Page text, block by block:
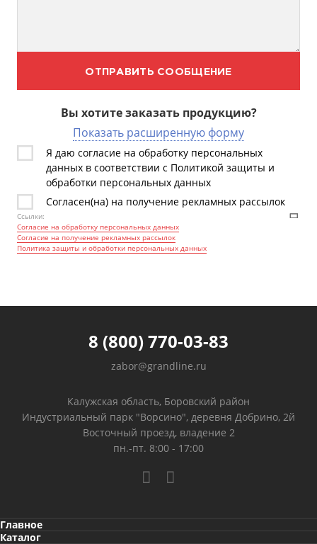
ОТПРАВИТЬ СООБЩЕНИЕ
Вы хотите заказать продукцию?
Показать расширенную форму
Я даю согласие на обработку персональных
данных в соответствии с Политикой защиты и
обработки персональных данных
Согласен(на) на получение рекламных рассылок
Ссылки:
Согласие на обработку персональных данных
Согласие на получение рекламных рассылок
Политика защиты и обработки персональных данных
Главное
Каталог
8 (800) 770-03-83
zabor@grandline.ru
Калужская область, Боровский район
Индустриальный парк "Ворсино", деревня Добрино, 2й
Восточный проезд, владение 2
пн.-пт. 8:00 - 17:00